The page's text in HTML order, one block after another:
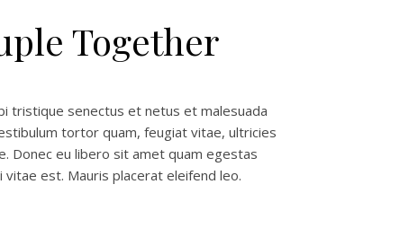
Together
tristique senectus et netus et malesuada
tortor quam, feugiat vitae, ultricies
Donec eu libero sit amet quam egestas
vitae est. Mauris placerat eleifend leo.